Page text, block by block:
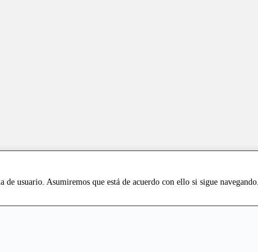
usuario. Asumiremos que está de acuerdo con ello si sigue navegando.